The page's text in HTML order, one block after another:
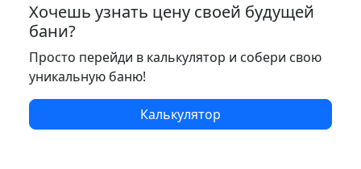
Хочешь узнать цену своей будущей
бани?
Просто перейди в калькулятор и собери свою
уникальную баню!
Калькулятор